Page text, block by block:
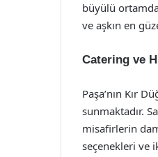
büyülü
ve aşkın en
Catering ve
Paşa’nın Kır
sunmaktadır.
misafirlerin
seçenekleri ve